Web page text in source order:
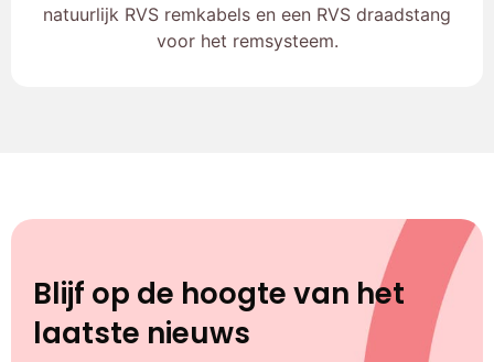
natuurlijk RVS remkabels en een RVS draadstang
voor het remsysteem.
Blijf op de hoogte van het
laatste nieuws